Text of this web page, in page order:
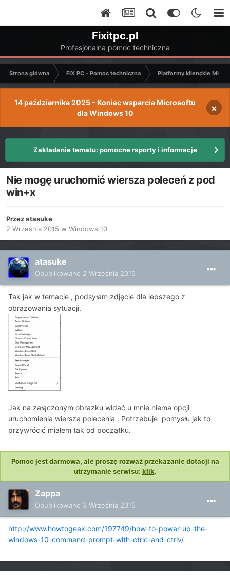
Fixitpc.pl
Profesjonalna pomoc techniczna
Strona główna FIX PC - Pomoc techniczna Platformy klienckie
14 października 2025 - Koniec wsparcia Microsoftu
dla Windows 10
×
Zakładanie tematu: pomocne raporty i informacje
Nie mogę uruchomić wiersza poleceń z pod
win+x
Przezatasuke
2 Września 2015 w Windows 10
atasuke
Opublikowano 2 Września 2015
Tak jak w temacie , podsyłam zdjęcie dla lepszego z
obrazowania sytuacji.
Jak na załączonym obrazku widać u mnie niema opcji
uruchomienia wiersza polecenia . Potrzebuje pomysłu jak to
przywrócić miałem tak od początku.
Pomoc jest darmowa, ale proszę rozważ przekazanie dotacji na
utrzymanie serwisu: klik.
Zappa
Opublikowano 3 Września 2015
http://www.howtogeek.com/197749/how-to-power-up-the-
windows-10-command-prompt-with-ctrlc-and-ctrlv/